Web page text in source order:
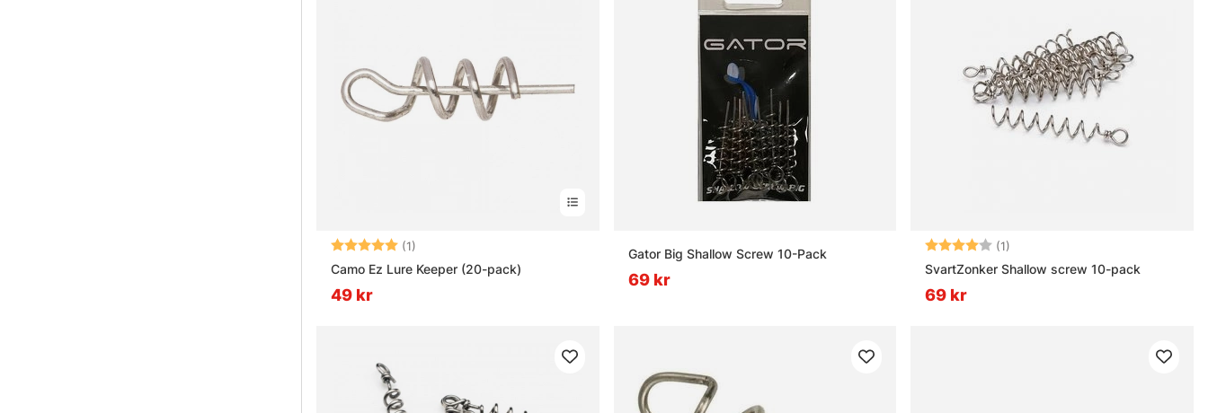
Betyg: (1)
Camo Ez Lure Keeper (20-pack)
49 kr
Gator Big Shallow Screw 10-Pack
69 kr
Betyg: (1)
SvartZonker Shallow screw 10-pack
69 kr